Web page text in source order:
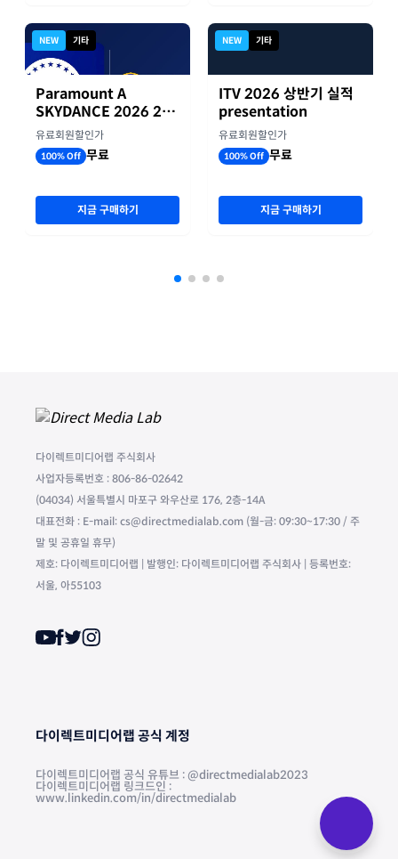
NEW 기타
Paramount A
SKYDANCE 2026 2분
기 실적
유료회원할인가
100% Off 무료
지금 구매하기
NEW 기타
ITV 2026 상반기 실적
presentation
유료회원할인가
100% Off 무료
지금 구매하기
다이렉트미디어랩 주식회사
사업자등록번호 : 806-86-02642
(04034) 서울특별시 마포구 와우산로 176, 2층-14A
대표전화 : E-mail: cs@directmedialab.com (월-금: 09:30~17:30 / 주
말 및 공휴일 휴무)
제호: 다이렉트미디어랩 | 발행인: 다이렉트미디어랩 주식회사 | 등록번호:
서울, 아55103
다이렉트미디어랩 공식 계정
다이렉트미디어랩 공식 유튜브 : @directmedialab2023
다이렉트미디어랩 링크드인 :
www.linkedin.com/in/directmedialab